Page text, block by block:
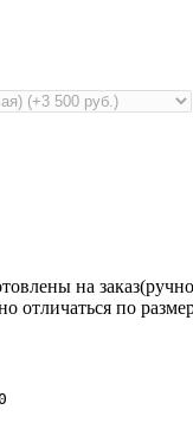
на
отличаться по